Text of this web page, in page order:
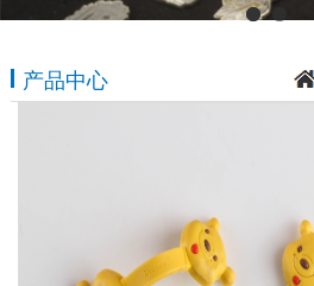
产品中心